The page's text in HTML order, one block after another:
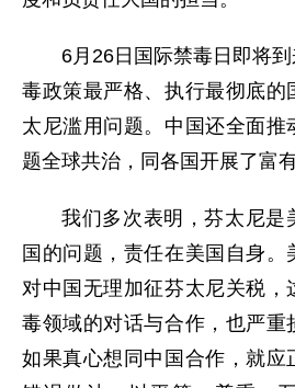
6月26日国际禁毒日即将
毒政策最严格、执行最彻底的
太尼滥用问题。中国还全面推
题全球共治，同各国开展了富
我们多次表明，芬太尼是
国的问题，责任在美国自身。
对中国无理加征芬太尼关税，
毒领域的对话与合作，也严重
如果真心想同中国合作，就应